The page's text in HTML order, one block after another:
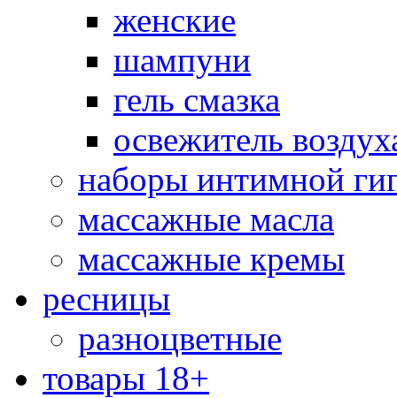
женские
шампуни
гель смазка
освежитель
наборы интимной
массажные масла
массажные кремы
ресницы
разноцветные
товары 18+